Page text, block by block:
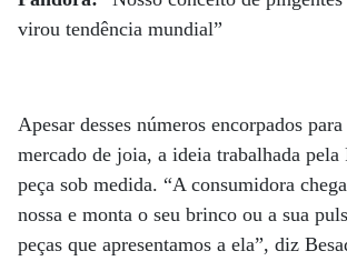
virou tendência mundial”
Apesar desses números encorpados
mercado de joia, a ideia trabalhada pela
peça sob medida. “A consumidora
nossa e monta o seu brinco ou a sua
peças que apresentamos a ela”, diz